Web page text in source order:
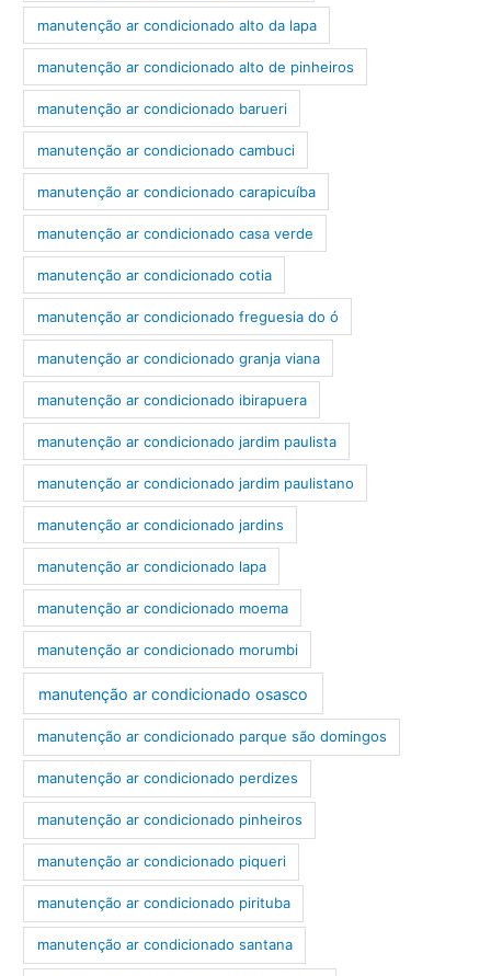
manutenção ar condicionado alto da lapa
manutenção ar condicionado alto de pinheiros
manutenção ar condicionado barueri
manutenção ar condicionado cambuci
manutenção ar condicionado carapicuíba
manutenção ar condicionado casa verde
manutenção ar condicionado cotia
manutenção ar condicionado freguesia do ó
manutenção ar condicionado granja viana
manutenção ar condicionado ibirapuera
manutenção ar condicionado jardim paulista
manutenção ar condicionado jardim paulistano
manutenção ar condicionado jardins
manutenção ar condicionado lapa
manutenção ar condicionado moema
manutenção ar condicionado morumbi
manutenção ar condicionado osasco
manutenção ar condicionado parque são domingos
manutenção ar condicionado perdizes
manutenção ar condicionado pinheiros
manutenção ar condicionado piqueri
manutenção ar condicionado pirituba
manutenção ar condicionado santana